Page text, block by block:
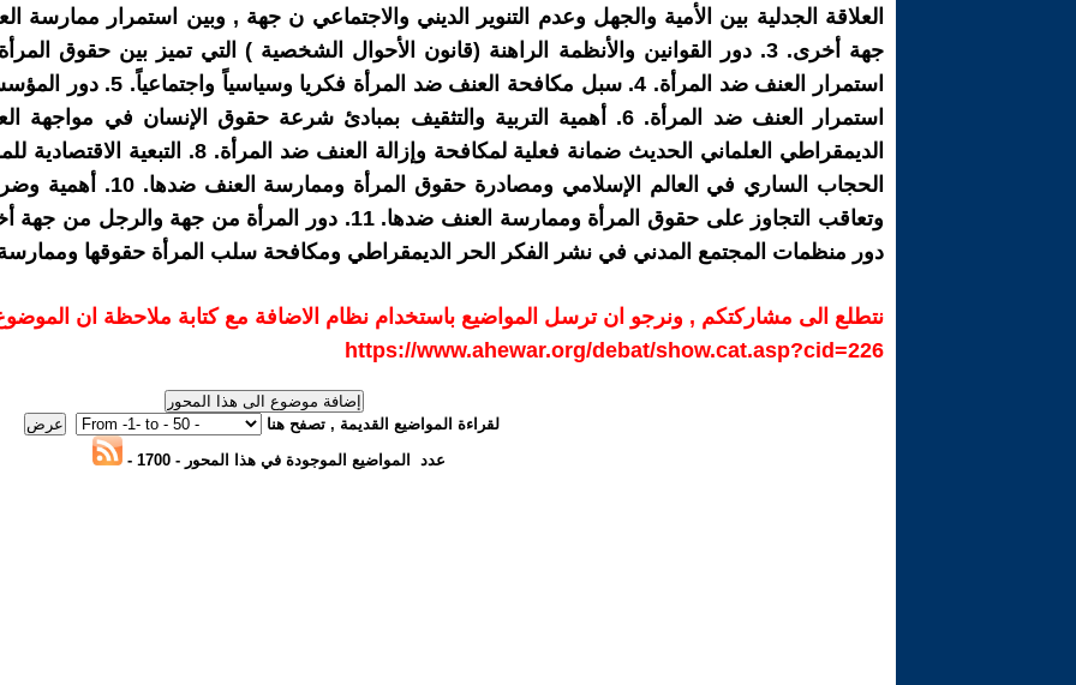
العلاقة الجدلية بين الأمية والجهل وعدم التنوير الديني والاجتماعي ن جهة , وبين استمرار
جهة أخرى. 3. دور القوانين والأنظمة الراهنة (قانون الأحوال الشخصية ) التي تميز بين
استمرار العنف ضد المرأة. 4.
الحجاب الساري في العالم
دور منظمات المجتمع المدني في نشر الفكر الحر الديمقراطي ومكافحة سلب المرأة حقوقها
نتطلع الى مشاركتكم , ونرجو ان ترسل المواضيع باستخدام نظام الاضافة مع كتابة ملاحظة ان
https://www.ahewar.org/debat/show.cat.asp?cid=226
- 1700 - عدد المواضيع الموجودة في هذا المحور